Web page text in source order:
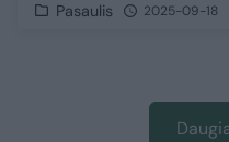
Pasaulis 2025-09-18